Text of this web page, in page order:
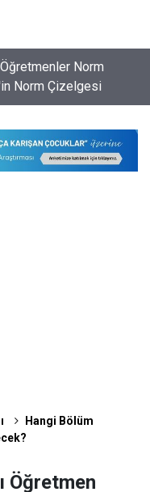
Norm
Norm Çizelgesi
Hangi Bölüm
Öğretmen